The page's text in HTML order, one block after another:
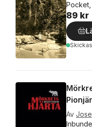
89 kr
Skickas
Av